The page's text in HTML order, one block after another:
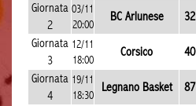
Giornata
2
03/11
20:00
BC Arlunese 32
Giornata
3
12/11
18:00
Corsico 40
Giornata
4
19/11
18:30
Legnano Basket 87